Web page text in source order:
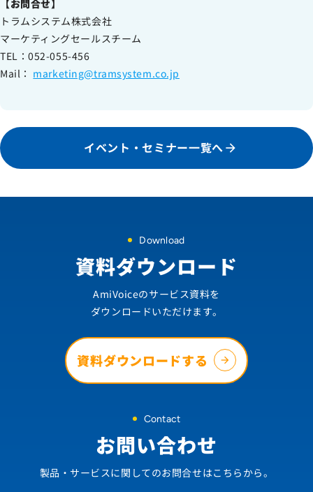
【お問合せ】
トラムシステム株式会社
マーケティングセールスチーム
TEL：052-055-456
Mail： marketing@tramsystem.co.jp
イベント・セミナー一覧へ
Download
資料ダウンロード
AmiVoiceのサービス資料を
ダウンロードいただけます。
資料ダウンロードする
Contact
お問い合わせ
製品・サービスに関してのお問合せはこちらから。